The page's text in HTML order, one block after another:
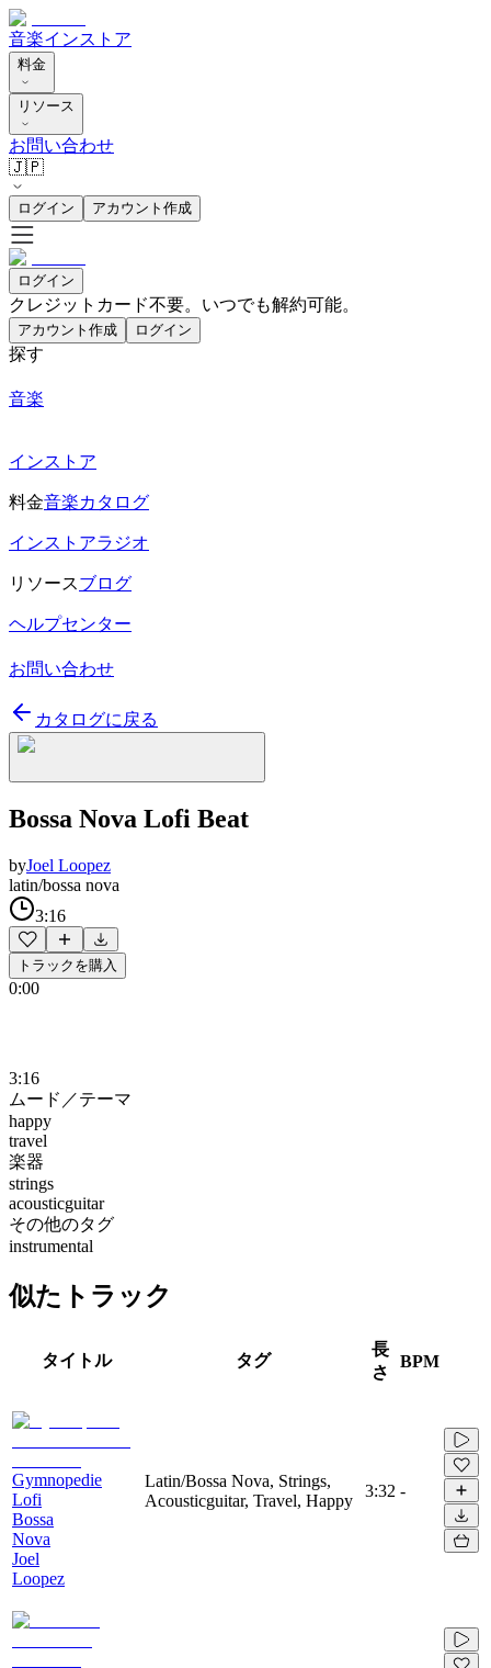
音楽インストア
料金
リソース
お問い合わせ
🇯🇵
ログイン アカウント作成
ログイン
クレジットカード不要。いつでも解約可能。
アカウント作成 ログイン
探す
音楽
インストア
料金音楽カタログ
インストアラジオ
リソースブログ
ヘルプセンター
お問い合わせ
カタログに戻る
Bossa Nova Lofi Beat
byJoel Loopez
latin/bossa nova
3:16
トラックを購入
0:00
3:16
ムード／テーマ
happy
travel
楽器
strings
acousticguitar
その他のタグ
instrumental
似たトラック
タイトル タグ
長
さ
BPM
Gymnopedie
Lofi
Bossa
Nova
Joel
Loopez
Latin/Bossa Nova, Strings,
Acousticguitar, Travel, Happy
3:32 -